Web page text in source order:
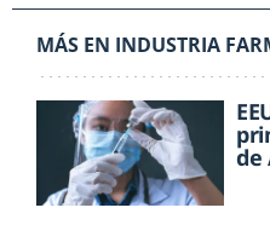
MÁS EN INDUSTRIA
de